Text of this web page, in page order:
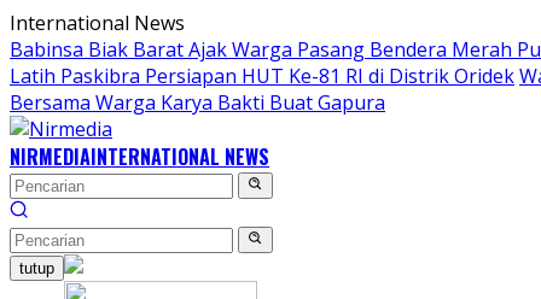
Langsung
ke
konten
International News
Babinsa Biak Barat Ajak Warga Pasang Bendera Merah
Latih Paskibra Persiapan HUT Ke-81 RI di Distrik Oridek
Bersama Warga Karya Bakti Buat Gapura
NIRMEDIAINTERNATIONAL NEWS
tutup